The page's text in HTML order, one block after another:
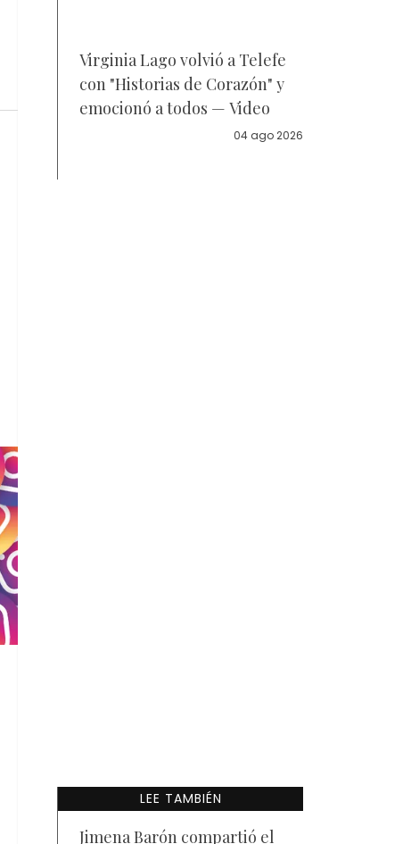
Virginia Lago volvió a Telefe
con "Historias de Corazón" y
emocionó a todos — Video
04 ago 2026
LEE TAMBIÉN
Jimena Barón compartió el